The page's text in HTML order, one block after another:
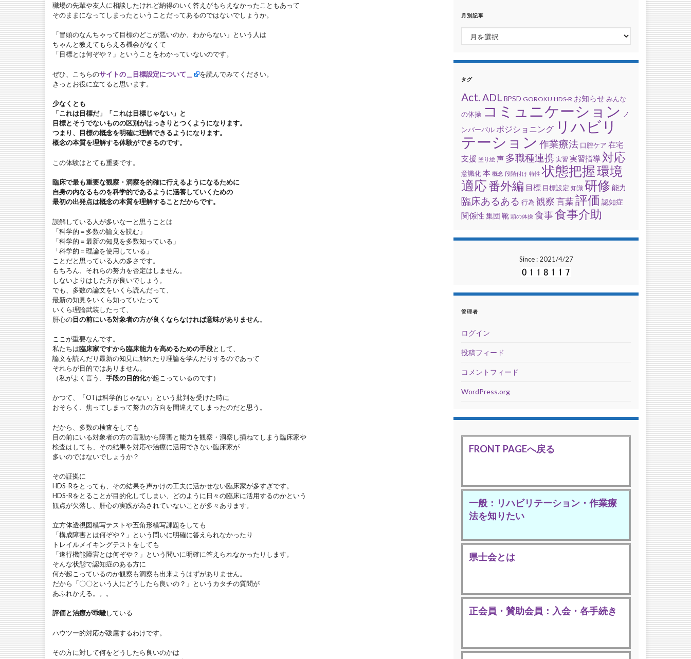
職場の先輩や友人に相談したけれど納得のいく答えがもらえなかったこともあって
そのままになってしまったということだってあるのではないでしょうか。
「冒頭のなんちゃって目標のどこが悪いのか、わからない」という人は
ちゃんと教えてもらえる機会がなくて
「目標とは何ぞや？」ということをわかっていないのです。
ぜひ、こちらのサイトの＿目標設定について＿
を読んでみてください。
きっとお役に立てると思います。
少なくとも
「これは目標だ」「これは目標じゃない」と
目標とそうでないものの区別がはっきりとつくようになります。
つまり、目標の概念を明確に理解できるようになります。
概念の本質を理解する体験ができるのです。
この体験はとても重要です。
臨床で最も重要な観察・洞察を的確に行えるようになるために
自身の内なるものを科学的であるように涵養していくための
最初の出発点は概念の本質を理解することだからです。
誤解している人が多いなーと思うことは
「科学的＝多数の論文を読む」
「科学的＝最新の知見を多数知っている」
「科学的＝理論を使用している」
ことだと思っている人の多さです。
もちろん、それらの努力を否定はしません。
しないよりはした方が良いでしょう。
でも、多数の論文をいくら読んだって、
最新の知見をいくら知っていたって
いくら理論武装したって、
肝心の目の前にいる対象者の方が良くならなければ意味がありません。
ここが重要なんです。
私たちは臨床家ですから臨床能力を高めるための手段として、
論文を読んだり最新の知見に触れたり理論を学んだりするのであって
それらが目的ではありません。
（私がよく言う、 手段の目的化が起こっているのです）
かつて、「OTは科学的じゃない」という批判を受けた時に
おそらく、焦ってしまって努力の方向を間違えてしまったのだと思う。
だから、多数の検査をしても
目の前にいる対象者の方の言動から障害と能力を観察・洞察し損ねてしまう臨床家や
検査はしても、その結果を対応や治療に活用できない臨床家が
多いのではないでしょうか？
その証拠に
HDS-Rをとっても、その結果を声かけの工夫に活かせない臨床家が多すぎです。
HDS-Rをとることが目的化してしまい、どのように日々の臨床に活用するのかという
観点が欠落し、肝心の実践が為されていないことが多々あります。
立方体透視図模写テストや五角形模写課題をしても
「構成障害とは何ぞや？」という問いに明確に答えられなかったり
トレイルメイキングテストをしても
「遂行機能障害とは何ぞや？」という問いに明確に答えられなかったりします。
そんな状態で認知症のある方に
何が起こっているのか観察も洞察も出来ようはずがありません。
だから「〇〇という人にどうしたら良いの？」というカタチの質問が
あふれかえる。。。
評価と治療が乖離している
ハウツー的対応が跋扈するわけです。
その方に対して何をどうしたら良いのかは
月別記事
月別記事
タグ
Act.ADL BPSD GOROKU HDS-R お知らせみんな
の体操 コミュニケーション
ノ
ンバーバル ポジショニング リハビリ
テーション 作業療法 口腔ケア 在宅
支援 塗り絵 声 多職種連携 実習 実習指導 対応
意識化本 概念 段階付け 特性 状態把握環境
適応番外編 目標 目標設定 知識 研修 能力
臨床あるある 行為 観察言葉評価 認知症
関係性 集団 靴 頭の体操 食事食事介助
Since : 2021/4/27
管理者
ログイン
投稿フィード
コメントフィード
WordPress.org
FRONT PAGEへ戻る
一般：リハビリテーション・作業療
法を知りたい
県士会とは
正会員・賛助会員：入会・各手続き